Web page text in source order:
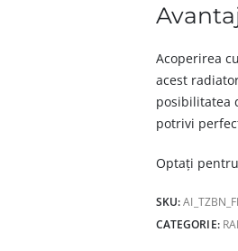
Acoperirea
acest
posibilitatea
potrivi
Optați
SKU:
CATEGORIE: